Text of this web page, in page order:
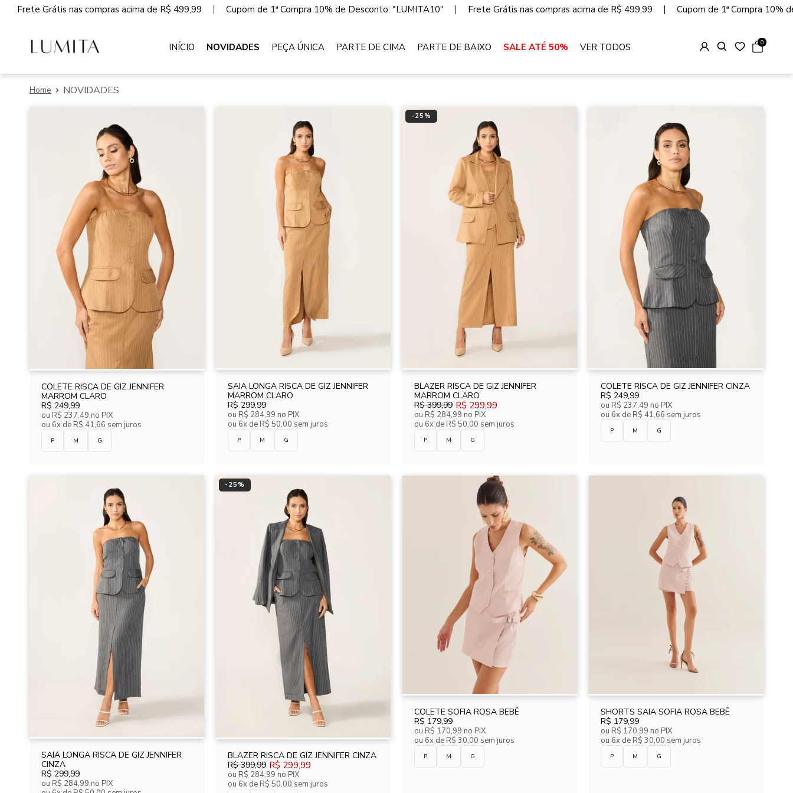
Frete Grátis nas compras acima de R$ 499,99 Cupom de 1ª Compra 10% de Desconto: "LUMITA10" Frete Grátis nas compras acima de R$ 499,99 Cupom de 1ª Compra 10%
INÍCIO NOVIDADES PEÇA ÚNICA PARTE DE CIMA PARTE DE BAIXO SALE ATÉ 50% VER TODOS 0
Home NOVIDADES
COLETE RISCA DE GIZ JENNIFER
MARROM CLARO
R$ 249,99
ou R$ 237,49 no PIX
ou 6x de R$ 41,66 sem juros
P M G
SAIA LONGA RISCA DE GIZ JENNIFER
MARROM CLARO
R$ 299,99
ou R$ 284,99 no PIX
ou 6x de R$ 50,00 sem juros
P M G
- 25%
BLAZER RISCA DE GIZ JENNIFER
MARROM CLARO
R$ 399,99 R$ 299,99
ou R$ 284,99 no PIX
ou 6x de R$ 50,00 sem juros
P M G
COLETE RISCA DE GIZ JENNIFER CINZA
R$ 249,99
ou R$ 237,49 no PIX
ou 6x de R$ 41,66 sem juros
P M G
SAIA LONGA RISCA DE GIZ JENNIFER
CINZA
R$ 299,99
ou R$ 284,99 no PIX
- 25%
BLAZER RISCA DE GIZ JENNIFER CINZA
R$ 399,99 R$ 299,99
ou R$ 284,99 no PIX
ou 6x de R$ 50,00 sem juros
COLETE SOFIA ROSA BEBÊ
R$ 179,99
ou R$ 170,99 no PIX
ou 6x de R$ 30,00 sem juros
P M G
SHORTS SAIA SOFIA ROSA BEBÊ
R$ 179,99
ou R$ 170,99 no PIX
ou 6x de R$ 30,00 sem juros
P M G